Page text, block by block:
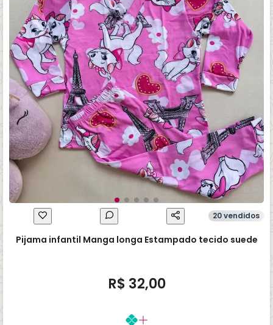
20 vendidos
Pijama infantil Manga longa Estampado tecido suede
R$ 32,00